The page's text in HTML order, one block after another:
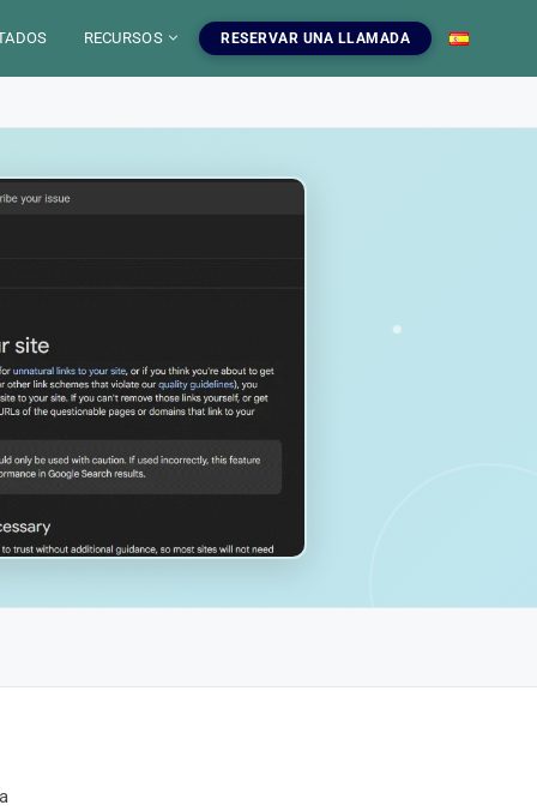
web y estrategia de
Ver nuestros servicios
RECURSOS
el SEO.
las herramientas
RESERVAR UNA LLAMADA